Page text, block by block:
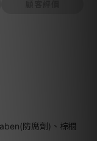
防腐劑)、棕櫚